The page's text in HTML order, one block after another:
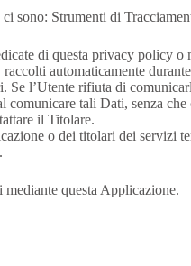
sono: Strumenti di
di questa privacy policy
automaticamente
l’Utente rifiuta di
tali Dati, senza
il Titolare.
o dei titolari dei
questa Applicazione.